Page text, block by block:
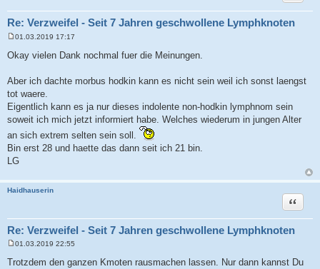
Re: Verzweifel - Seit 7 Jahren geschwollene Lymphknoten
e
i
a
g
01.03.2019 17:17
Okay vielen Dank nochmal fuer die Meinungen.
Aber ich dachte morbus hodkin kann es nicht sein weil ich sonst laengst
tot waere.
Eigentlich kann es ja nur dieses indolente non-hodkin lymphnom sein
soweit ich mich jetzt informiert habe. Welches wiederum in jungen Alter
an sich extrem selten sein soll.
Bin erst 28 und haette das dann seit ich 21 bin.
LG
Haidhauserin
Re: Verzweifel - Seit 7 Jahren geschwollene Lymphknoten
Zitat
01.03.2019 22:55
Trotzdem den ganzen Kmoten rausmachen lassen. Nur dann kannst Du